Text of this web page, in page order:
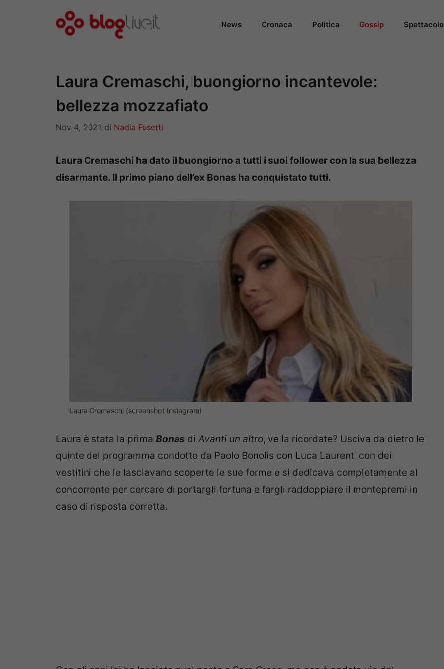
News Cronaca Politica Gossip Spettacolo
Laura Cremaschi, buongiorno incantevole:
bellezza mozzafiato
Nov 4, 2021 di Nadia Fusetti
Laura Cremaschi ha dato il buongiorno a tutti i suoi follower con la sua bellezza
disarmante. Il primo piano dell’ex Bonas ha conquistato tutti.
Laura Cremaschi (screenshot Instagram)
Laura è stata la prima Bonas di Avanti un altro, ve la ricordate? Usciva da dietro le
quinte del programma condotto da Paolo Bonolis con Luca Laurenti con dei
vestitini che le lasciavano scoperte le sue forme e si dedicava completamente al
concorrente per cercare di portargli fortuna e fargli raddoppiare il montepremi in
caso di risposta corretta.